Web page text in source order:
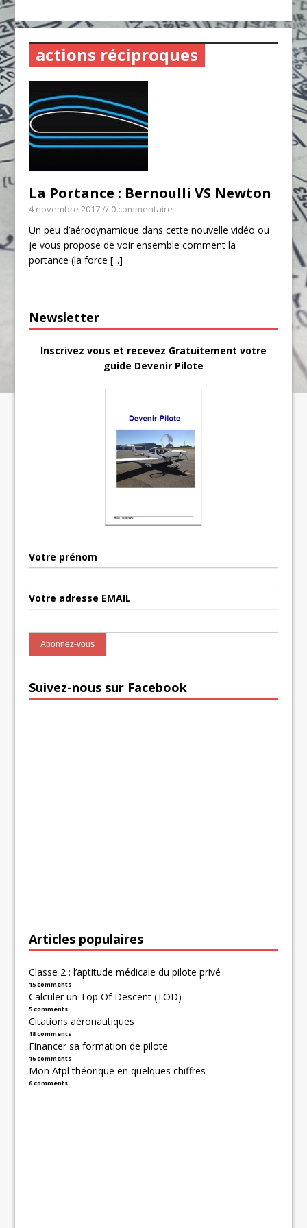
actions réciproques
La Portance : Bernoulli VS Newton
4 novembre 2017// 0 commentaire
Un peu d’aérodynamique dans cette nouvelle vidéo ou
je vous propose de voir ensemble comment la
portance (la force[...]
Newsletter
Inscrivez vous et recevez Gratuitement votre
guide Devenir Pilote
Votre prénom
Votre adresse EMAIL
Suivez-nous sur Facebook
Articles populaires
Classe 2 : l’aptitude médicale du pilote privé
15 comments
Calculer un Top Of Descent (TOD)
5 comments
Citations aéronautiques
18 comments
Financer sa formation de pilote
16 comments
Mon Atpl théorique en quelques chiffres
6 comments